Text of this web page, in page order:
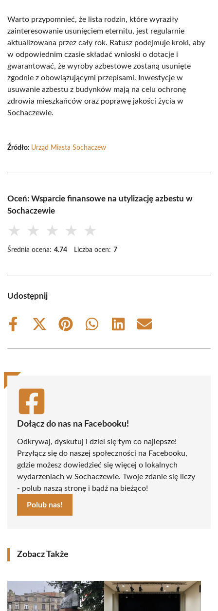
Warto przypomnieć, że lista rodzin, które wyraziły
zainteresowanie usunięciem eternitu, jest regularnie
aktualizowana przez cały rok. Ratusz podejmuje kroki, aby
w odpowiednim czasie składać wnioski o dotacje i
gwarantować, że wyroby azbestowe zostaną usunięte
zgodnie z obowiązującymi przepisami. Inwestycje w
usuwanie azbestu z budynków mają na celu ochronę
zdrowia mieszkańców oraz poprawę jakości życia w
Sochaczewie.
Źródło: Urząd Miasta Sochaczew
Oceń: Wsparcie finansowe na utylizację azbestu w
Sochaczewie
★ ★ ★ ★ ★
Średnia ocena: 4.74 Liczba ocen: 7
Udostępnij
Share
Share
(Twitter)
Share
Share
Share
Share
Dołącz do nas na Facebooku!
Odkrywaj, dyskutuj i dziel się tym co najlepsze!
Przyłącz się do naszej społeczności na Facebooku,
gdzie możesz dowiedzieć się więcej o lokalnych
wydarzeniach w Sochaczewie. Twoje zdanie się liczy
- polub naszą stronę i bądź na bieżąco!
Polub nas!
Zobacz Także